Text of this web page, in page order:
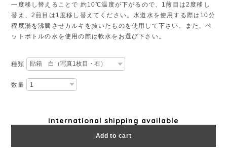
一度移し替えることで 約10℃温度が下がるので、1煎目は2度移し
替え、2煎目は1度移し替えてください。水道水を使用する際は10分
程度湯を沸騰させカルキを抜いたものを使用して下さい。また、ペ
ットボトルの水を使用の際は軟水をお選び下さい。
種類
数量
International shipping available
Add to cart